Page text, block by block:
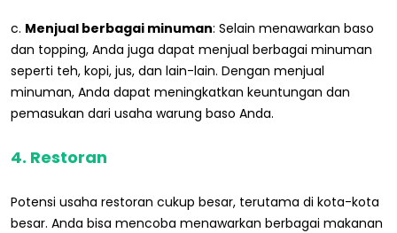
c. Menjual berbagai minuman: Selain menawarkan baso
dan topping, Anda juga dapat menjual berbagai minuman
seperti teh, kopi, jus, dan lain-lain. Dengan menjual
minuman, Anda dapat meningkatkan keuntungan dan
pemasukan dari usaha warung baso Anda.
4. Restoran
Potensi usaha restoran cukup besar, terutama di kota-kota
besar. Anda bisa mencoba menawarkan berbagai makanan